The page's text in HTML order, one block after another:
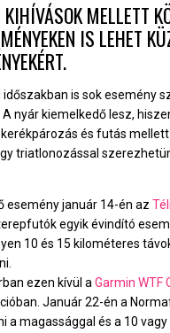
MELLETT
IS LEHET
is sok esemény
nyár kiemelkedő lesz,
és futás
triatlonozással
esemény január 14-én az
egyik évindító
10 és 15 kilométeres
ezen kívül a Garmin WTF
Január 22-én a
a magassággal és a 10